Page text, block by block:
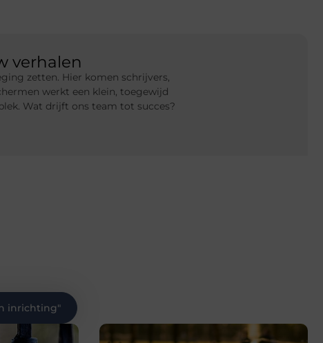
verhalen
zetten. Hier komen schrijvers,
werkt een klein, toegewijd
Wat drijft ons team tot succes?
inrichting"